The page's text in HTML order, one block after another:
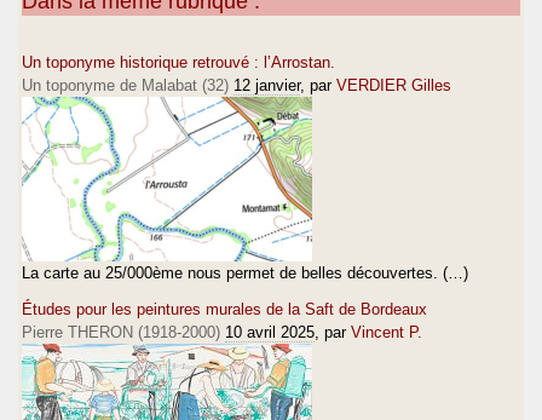
Un toponyme historique retrouvé : l’Arrostan.
Un toponyme de Malabat (32) 12 janvier, par VERDIER Gilles
La carte au 25/000ème nous permet de belles découvertes. (…)
Études pour les peintures murales de la Saft de Bordeaux
Pierre THERON (1918-2000) 10 avril 2025 , par Vincent P.